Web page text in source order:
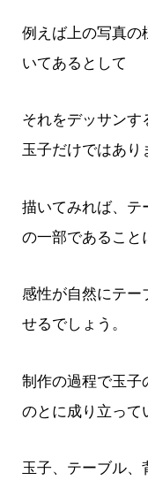
例えば上の写真の
いてあるとして
それをデッサンす
玉子だけではあり
描いてみれば、テ
の一部であること
感性が自然にテー
せるでしょう。
制作の過程で玉子
のとに成り立って
玉子、テーブル、